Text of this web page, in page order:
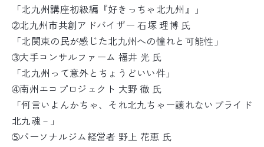
「北九州講座初級編『好きっちゃ北九州』」
➁北九州市共創アドバイザー 石塚 理博 氏
「北関東の民が感じた北九州への憧れと可能性」
➂大手コンサルファーム 福井 光 氏
「北九州って意外とちょうどいい件」
➃南州エコプロジェクト 大野 徹 氏
「何言いよんかちゃ、それ北九ちゃー譲れないプライド
北九魂－」
➄パーソナルジム経営者 野上 花恵 氏